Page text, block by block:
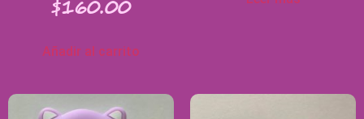
$160.00
Añadir al carrito